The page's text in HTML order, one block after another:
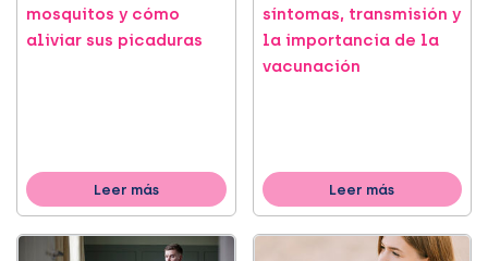
mosquitos y cómo
aliviar sus picaduras
Leer más
síntomas, transmisión y
la importancia de la
vacunación
Leer más